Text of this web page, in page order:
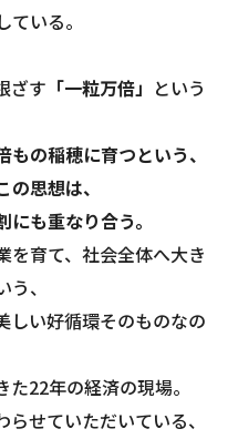
ている。
ざす 「一粒万倍」 という
の稲穂に育つという、
思想は、
も重なり合う。
を育て、社会全体へ大き
、
しい好循環そのものなの
22年の経済の現場。
せていただいている、